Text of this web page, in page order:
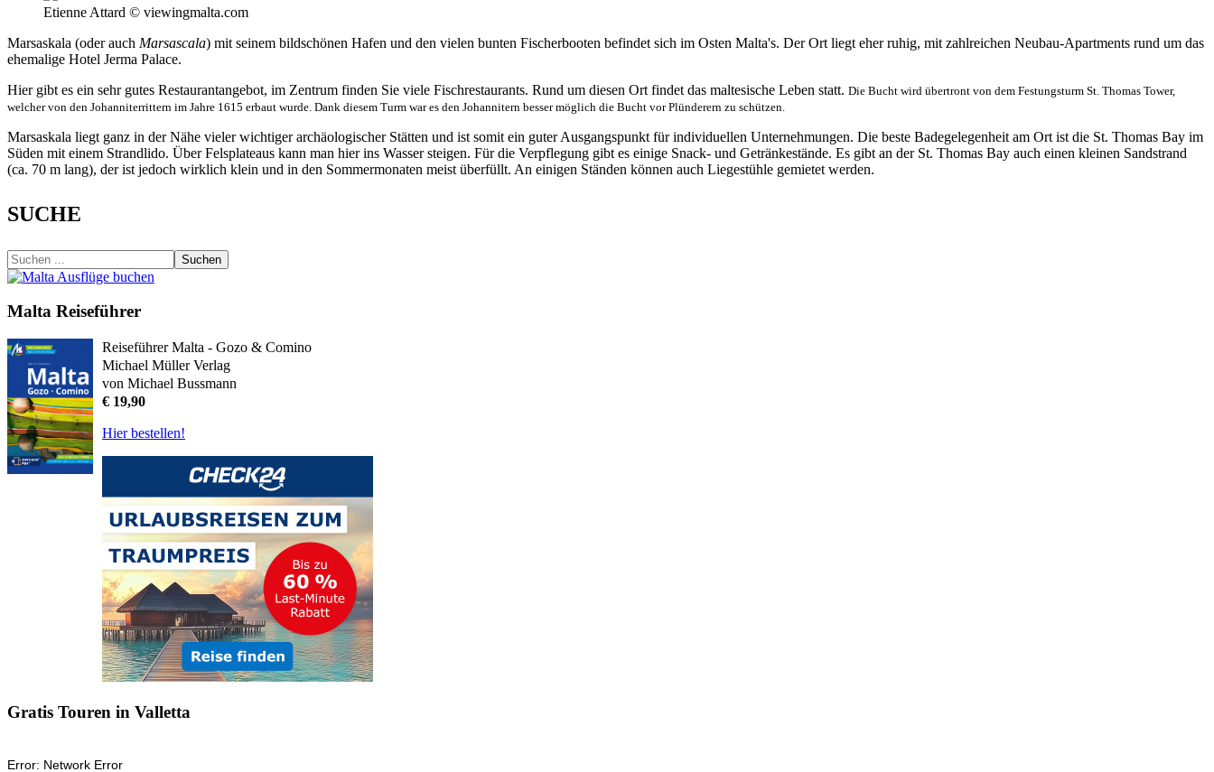
Etienne Attard © viewingmalta.com
Marsaskala (oder auch Marsascala) mit seinem bildschönen Hafen und den vielen bunten Fischerbooten befindet sich im Osten Malta's. Der Ort liegt eher ruhig, mit zahlreichen Neubau-Apartments rund um das
ehemalige Hotel Jerma Palace.
Hier gibt es ein sehr gutes Restaurantangebot, im Zentrum finden Sie viele Fischrestaurants. Rund um diesen Ort findet das maltesische Leben statt. Die Bucht wird übertront von dem Festungsturm St. Thomas Tower,
welcher von den Johanniterrittern im Jahre 1615 erbaut wurde. Dank diesem Turm war es den Johannitern besser möglich die Bucht vor Plünderern zu schützen.
Marsaskala liegt ganz in der Nähe vieler wichtiger archäologischer Stätten und ist somit ein guter Ausgangspunkt für individuellen Unternehmungen. Die beste Badegelegenheit am Ort ist die St. Thomas Bay im
Süden mit einem Strandlido. Über Felsplateaus kann man hier ins Wasser steigen. Für die Verpflegung gibt es einige Snack- und Getränkestände. Es gibt an der St. Thomas Bay auch einen kleinen Sandstrand
(ca. 70 m lang), der ist jedoch wirklich klein und in den Sommermonaten meist überfüllt. An einigen Ständen können auch Liegestühle gemietet werden.
SUCHE
Suchen
Malta Reiseführer
Reiseführer Malta - Gozo & Comino
Michael Müller Verlag
von Michael Bussmann
€ 19,90
Hier bestellen!
Gratis Touren in Valletta